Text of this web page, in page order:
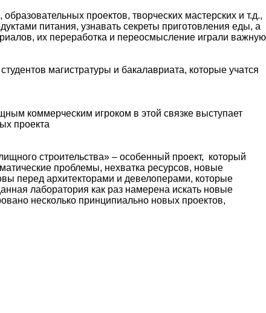
проектов, творческих мастерских и т.д.,
питания, узнавать секреты приготовления еды, а
их переработка и переосмысление играли важную
магистратуры и бакалавриата, которые учатся
коммерческим игроком в этой связке выступает
проекта
строительства» – особенный проект, который
проблемы, нехватка ресурсов, новые
перед архитекторами и девелоперами, которые
лаборатория как раз намерена искать новые
несколько принципиально новых проектов,